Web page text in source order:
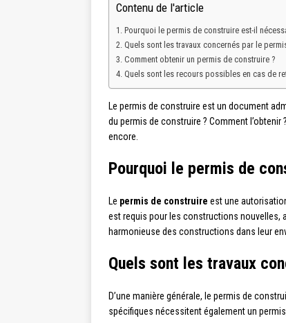
Contenu de l'article
Pourquoi le permis de construire est-il
Quels sont les travaux concernés par le
Comment obtenir un permis de construire ?
Quels sont les recours possibles en cas de
Le permis de construire est un document
du permis de construire ? Comment
encore.
Pourquoi le permis de
Le permis de construire est une
est requis pour les constructions nouvelles,
harmonieuse des constructions dans leur
Quels sont les travaux
D’une manière générale, le permis de
spécifiques nécessitent également un